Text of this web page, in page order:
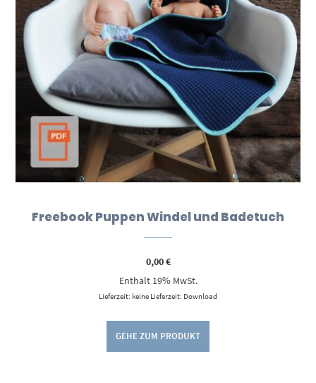
Freebook Puppen Windel und Badetuch
0,00€
Enthält 19% MwSt.
Lieferzeit: keine Lieferzeit: Download
GEHE ZUM PRODUKT